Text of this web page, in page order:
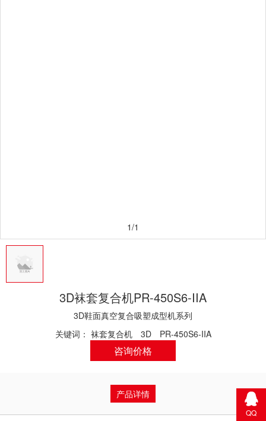
1/1
3D袜套复合机PR-450S6-IIA
3D鞋面真空复合吸塑成型机系列
关键词： 袜套复合机 3D PR-450S6-IIA
咨询价格
产品详情
QQ